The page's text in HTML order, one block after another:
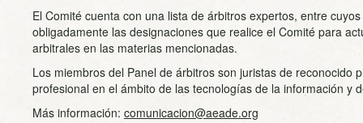
El Comité cuenta con una lista de árbitros expertos, entre
obligadamente las designaciones que realice el Comité para
arbitrales en las materias mencionadas.
Los miembros del Panel de árbitros son juristas de reconocido
profesional en el ámbito de las tecnologías de la información y
Más información: comunicacion@aeade.org